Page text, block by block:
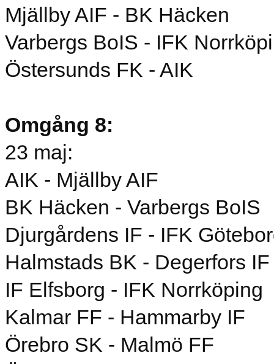
Mjällby AIF - BK Häcken
Varbergs BoIS - IFK
Östersunds FK - AIK
Omgång 8:
23 maj:
AIK - Mjällby AIF
BK Häcken - Varbergs BoIS
Djurgårdens IF - IFK
Halmstads BK - Degerfors IF
IF Elfsborg - IFK Norrköping
Kalmar FF - Hammarby IF
Örebro SK - Malmö FF